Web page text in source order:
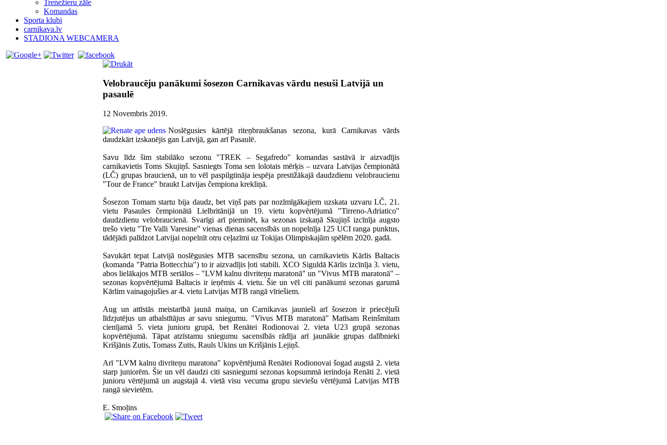
Trenežieru zāle
Komandas
Sporta klubi
carnikava.lv
STADIONA WEBCAMERA
Velobraucēju panākumi šosezon Carnikavas vārdu nesuši Latvijā un
pasaulē
12 Novembris 2019.
Noslēgusies kārtējā riteņbraukšanas sezona, kurā Carnikavas vārds
daudzkārt izskanējis gan Latvijā, gan arī Pasaulē.
Savu līdz šim stabilāko sezonu "TREK – Segafredo" komandas sastāvā ir aizvadījis
carnikavietis Toms Skujiņš. Sasniegts Toma sen lolotais mērķis – uzvara Latvijas čempionātā
(LČ) grupas braucienā, un to vēl paspilgtināja iespēja prestižākajā daudzdienu velobraucienu
"Tour de France" braukt Latvijas čempiona krekliņā.
Šosezon Tomam startu bija daudz, bet viņš pats par nozīmīgākajiem uzskata uzvaru LČ, 21.
vietu Pasaules čempionātā Lielbritānijā un 19. vietu kopvērtējumā "Tirreno-Adriatico"
daudzdienu velobraucienā. Svarīgi arī pieminēt, ka sezonas izskaņā Skujiņš izcīnīja augsto
trešo vietu "Tre Valli Varesine" vienas dienas sacensībās un nopelnīja 125 UCI ranga punktus,
tādējādi palīdzot Latvijai nopelnīt otru ceļazīmi uz Tokijas Olimpiskajām spēlēm 2020. gadā.
Savukārt tepat Latvijā noslēgusies MTB sacensību sezona, un carnikavietis Kārlis Baltacis
(komanda "Patria Bottec­chia") to ir aizvadījis ļoti stabili. XCO Siguldā Kārlis izcīnīja 3. vietu,
abos lielākajos MTB seriālos – "LVM kalnu divriteņu maratonā" un "Vivus MTB maratonā" –
sezonas kopvērtējumā Baltacis ir ieņēmis 4. vietu. Šie un vēl citi panākumi sezonas garumā
Kārlim vainagojušies ar 4. vietu Latvijas MTB rangā vīriešiem.
Aug un attīstās meistarībā jaunā maiņa, un Carnikavas jaunieši arī šosezon ir priecējuši
līdzjutējus un atbalstītājus ar savu sniegumu. "Vivus MTB maratonā" Matīsam Reinšmitam
cienījamā 5. vieta junioru grupā, bet Renātei Rodionovai 2. vieta U23 grupā sezonas
kopvērtējumā. Tāpat atzīstamu sniegumu sacensībās rādīja arī jaunākie grupas dalībnieki
Krišjānis Zutis, Tomass Zutis, Rauls Ukins un Krišjānis Lejiņš.
Arī "LVM kalnu divriteņu maratona" kopvērtējumā Renātei Rodionovai šogad augstā 2. vieta
starp juniorēm. Šie un vēl daudzi citi sasniegumi sezonas kopsummā ierindoja Renāti 2. vietā
junioru vērtējumā un augstajā 4. vietā visu vecuma grupu sieviešu vērtējumā Latvijas MTB
rangā sievietēm.
E. Smoļins